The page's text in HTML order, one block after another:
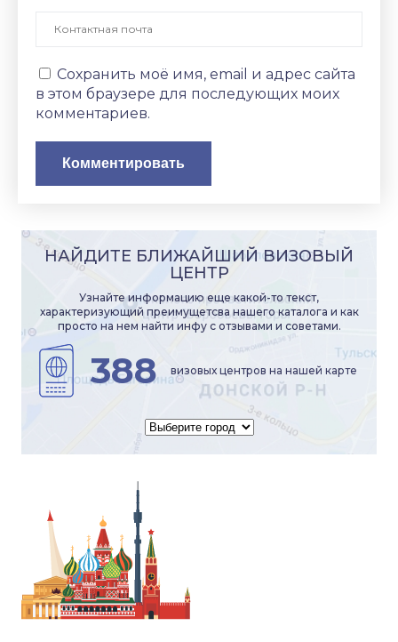
Сохранить моё имя, email и адрес сайта
в этом браузере для последующих моих
комментариев.
НАЙДИТЕ БЛИЖАЙШИЙ ВИЗОВЫЙ
ЦЕНТР
Узнайте информацию еще какой-то текст,
характеризующий преимущетсва нашего каталога и как
просто на нем найти инфу с отзывами и советами.
388 визовых центров на нашей карте